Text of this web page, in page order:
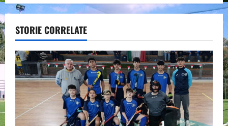
a
v
i
g
a
t
STORIE CORRELATE